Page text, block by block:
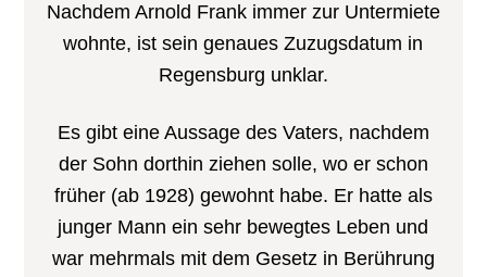
Nachdem Arnold Frank immer zur Untermiete
wohnte, ist sein genaues Zuzugsdatum in
Regensburg unklar.
Es gibt eine Aussage des Vaters, nachdem
der Sohn dorthin ziehen solle, wo er schon
früher (ab 1928) gewohnt habe. Er hatte als
junger Mann ein sehr bewegtes Leben und
war mehrmals mit dem Gesetz in Berührung